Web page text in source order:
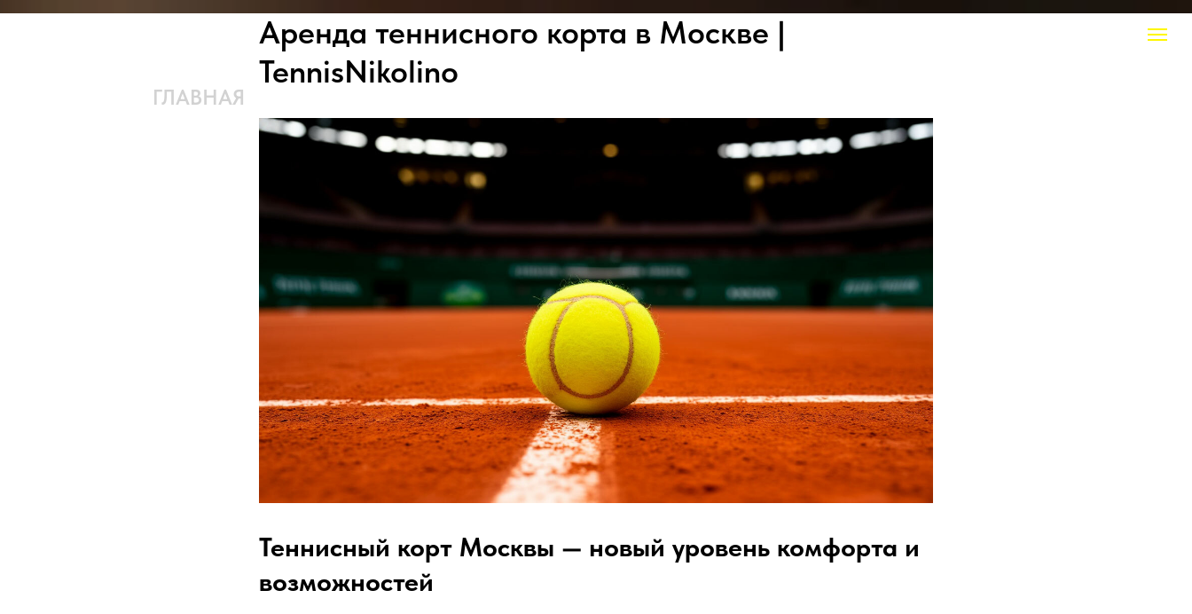
ГЛАВНАЯ
Аренда теннисного корта в Москве |
TennisNikolino
Теннисный корт Москвы — новый уровень комфорта и
возможностей